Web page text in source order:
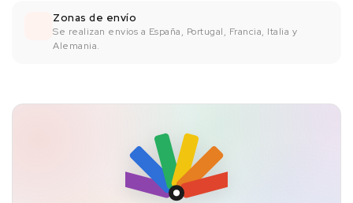
Zonas de envío
Se realizan envíos a España, Portugal, Francia, Italia y
Alemania.